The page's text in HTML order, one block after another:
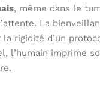
, même dans le
La
la rigidité d’un
l’humain imprime